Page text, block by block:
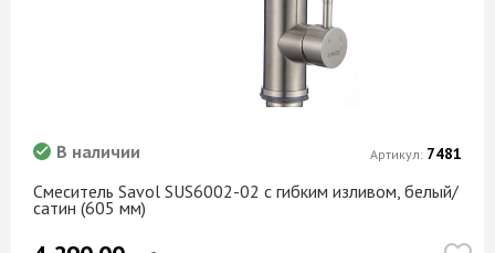
Смеситель Savol SUS6002-02 с гибким изливом, белый/
сатин (605 мм)
В наличии Артикул: 7481